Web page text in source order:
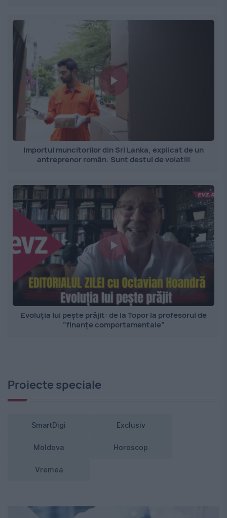
Importul muncitorilor din Sri Lanka, explicat de un
antreprenor român. Sunt destul de volatili
Evoluția lui pește prăjit: de la Topor la profesorul de
”finanțe comportamentale”
Proiecte speciale
SmartDigi Exclusiv
Moldova Horoscop
Vremea